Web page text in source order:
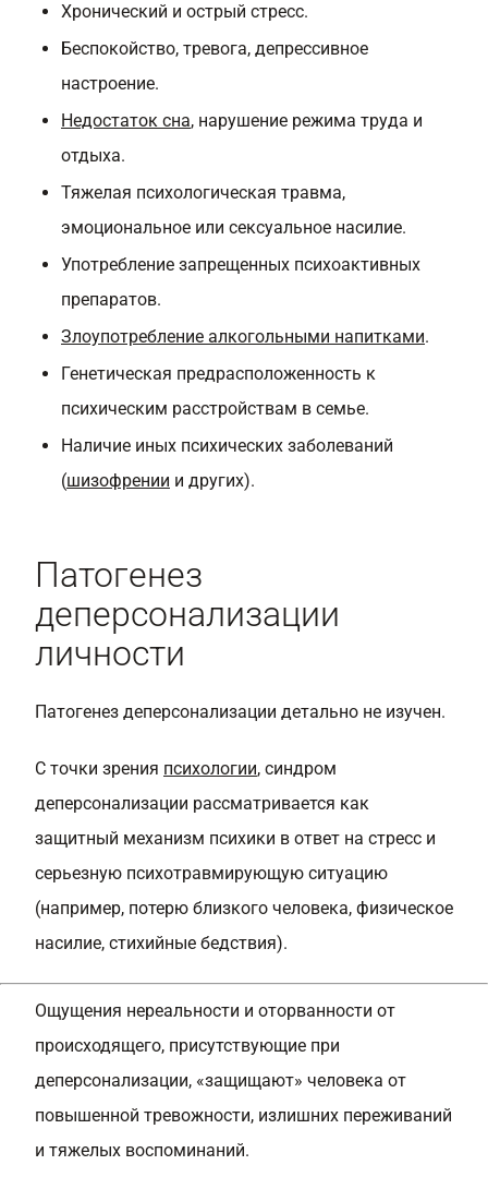
Хронический и острый стресс.
Беспокойство, тревога, депрессивное
настроение.
Недостаток сна, нарушение режима труда и
отдыха.
Тяжелая психологическая травма,
эмоциональное или сексуальное насилие.
Употребление запрещенных психоактивных
препаратов.
Злоупотребление алкогольными напитками.
Генетическая предрасположенность к
психическим расстройствам в семье.
Наличие иных психических заболеваний
(шизофрении и других).
Патогенез
деперсонализации
личности
Патогенез деперсонализации детально не изучен.
С точки зрения психологии, синдром
деперсонализации рассматривается как
защитный механизм психики в ответ на стресс и
серьезную психотравмирующую ситуацию
(например, потерю близкого человека, физическое
насилие, стихийные бедствия).
Ощущения нереальности и оторванности от
происходящего, присутствующие при
деперсонализации, «защищают» человека от
повышенной тревожности, излишних переживаний
и тяжелых воспоминаний.